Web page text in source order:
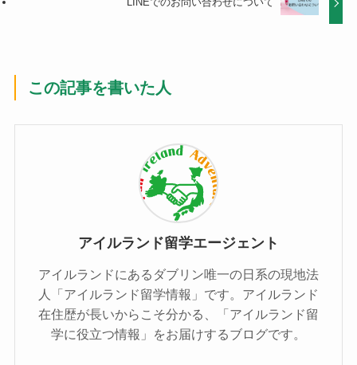
この記事を書いた人
アイルランド留学エージェント
アイルランドにあるダブリン唯一の日系の現地法
人「アイルランド留学情報」です。アイルランド
在住歴が長いからこそ分かる、「アイルランド留
学に役立つ情報」をお届けするブログです。